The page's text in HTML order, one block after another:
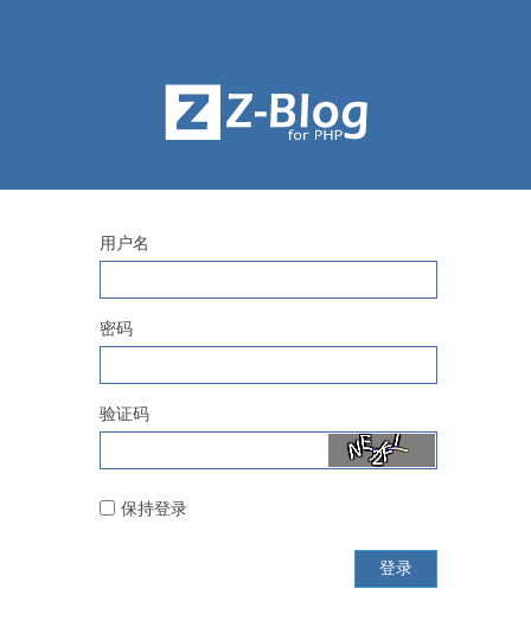
用户名
密码
验证码
保持登录